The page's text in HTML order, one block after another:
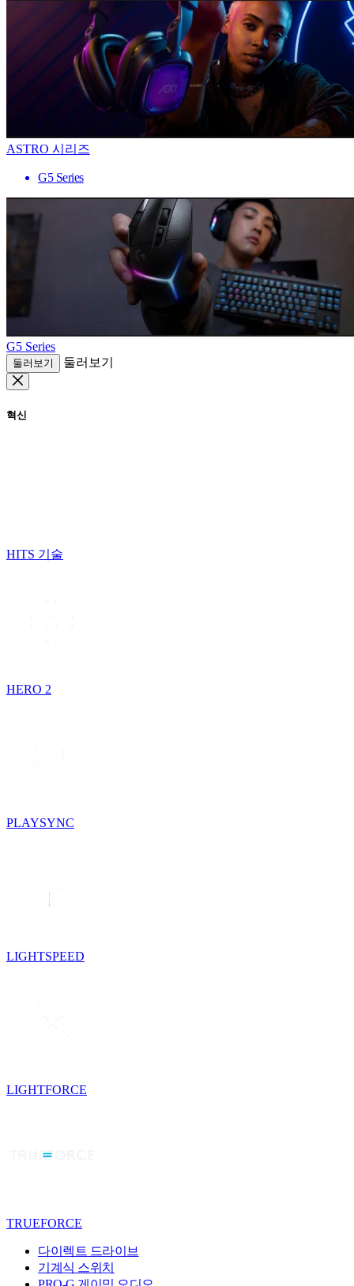
ASTRO 시리즈
G5 Series
G5 Series
둘러보기 둘러보기
혁신
HITS 기술
HERO 2
PLAYSYNC
LIGHTSPEED
LIGHTFORCE
TRUEFORCE
다이렉트 드라이브
기계식 스위치